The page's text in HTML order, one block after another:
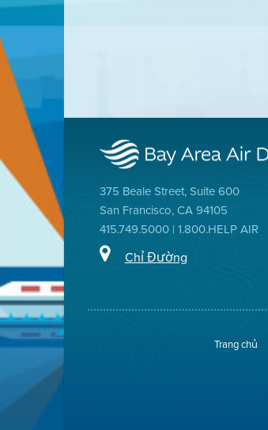
375 Beale Street, Suite 600
San Francisco, CA 94105
415.749.5000 | 1.800.HELP AIR
Chỉ Đường
Trang chủ